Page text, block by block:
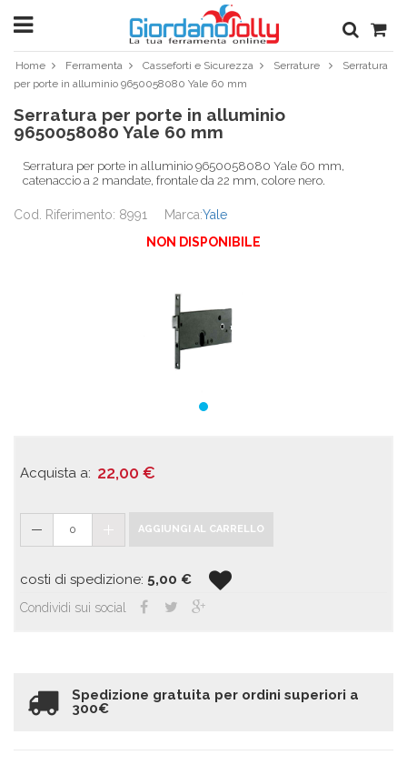
Home Ferramenta Casseforti e Sicurezza Serrature
Serratura
per porte in alluminio 9650058080 Yale 60 mm
Serratura per porte in alluminio
9650058080 Yale 60 mm
Serratura per porte in alluminio 9650058080 Yale 60 mm,
catenaccio a 2 mandate, frontale da 22 mm, colore nero.
Cod. Riferimento: 8991 Marca:Yale
NON DISPONIBILE
Acquista a: 22,00 €
0 AGGIUNGI AL CARRELLO
costi di spedizione: 5,00 €
Condividi sui social
Spedizione gratuita per ordini superiori a
300€